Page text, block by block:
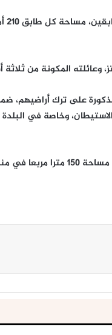
وقال مالك
المكونة من ثلاثة
على ترك أراضيهم،
وخاصة في البلدة
وكانت قوات الاحتلال قد هدمت صباح اليوم منزلا ومخزنين من الباطون على